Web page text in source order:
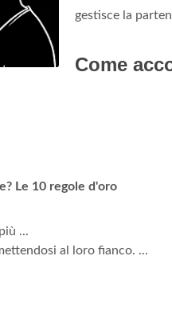
gestisce la
Come
Le 10 regole d'oro
...
al loro fianco. ...